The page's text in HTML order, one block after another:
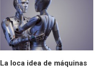
La loca idea de máquinas